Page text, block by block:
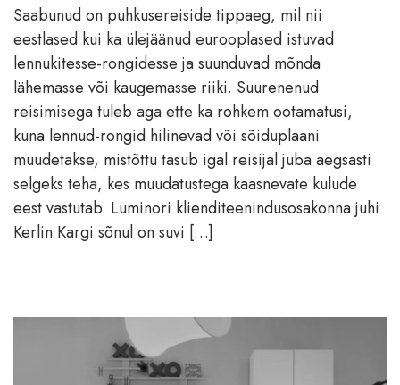
Saabunud on puhkusereiside tippaeg, mil nii
eestlased kui ka ülejäänud eurooplased istuvad
lennukitesse-rongidesse ja suunduvad mõnda
lähemasse või kaugemasse riiki. Suurenenud
reisimisega tuleb aga ette ka rohkem ootamatusi,
kuna lennud-rongid hilinevad või sõiduplaani
muudetakse, mistõttu tasub igal reisijal juba aegsasti
selgeks teha, kes muudatustega kaasnevate kulude
eest vastutab. Luminori klienditeenindusosakonna juhi
Kerlin Kargi sõnul on suvi […]